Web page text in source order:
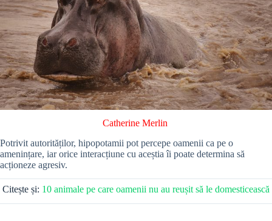
Catherine Merlin
Potrivit autorităților, hipopotamii pot percepe oamenii ca pe o
amenințare, iar orice interacțiune cu aceștia îi poate determina să
acționeze agresiv.
Citește și: 10 animale pe care oamenii nu au reușit să le domesticească